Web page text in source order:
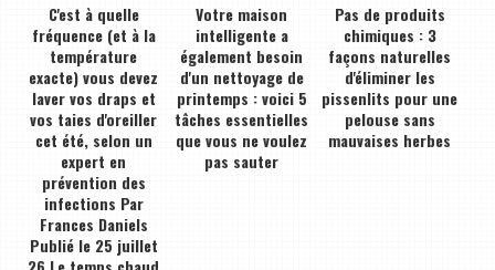
C'est à quelle
fréquence (et à la
température
exacte) vous devez
laver vos draps et
vos taies d'oreiller
cet été, selon un
expert en
prévention des
infections Par
Frances Daniels
Publié le 25 juillet
Votre maison
intelligente a
également besoin
d'un nettoyage de
printemps : voici 5
tâches essentielles
que vous ne voulez
pas sauter
Pas de produits
chimiques : 3
façons naturelles
d'éliminer les
pissenlits pour une
pelouse sans
mauvaises herbes